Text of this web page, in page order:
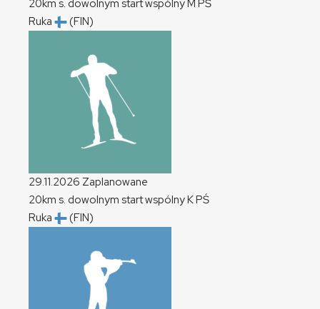
20km s. dowolnym start wspólnyM PŚ
Ruka
(FIN)
29.11.2026 Zaplanowane
20km s. dowolnym start wspólnyKPŚ
Ruka
(FIN)